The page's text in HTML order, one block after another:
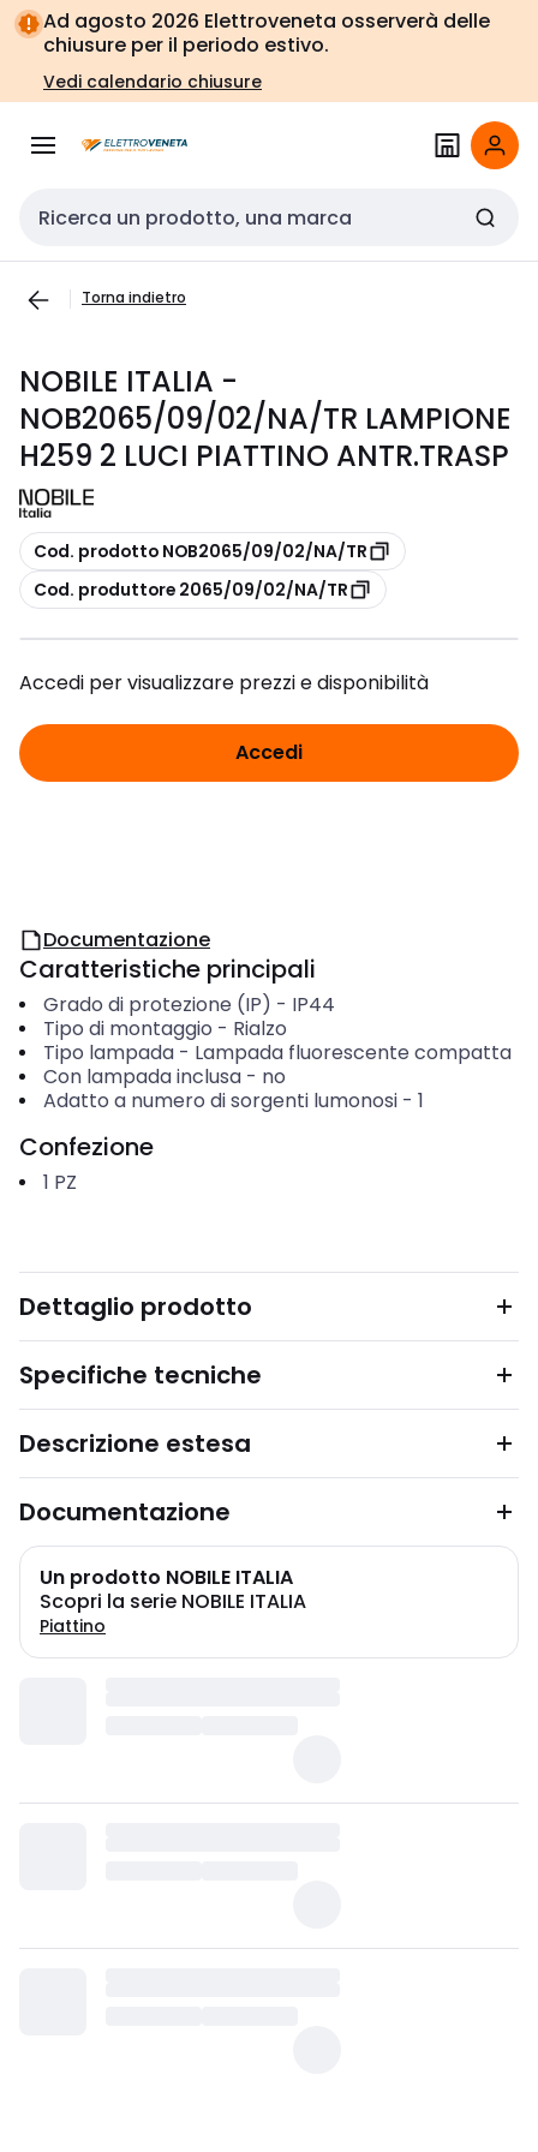
Vai alla
navigazione
Vai
alla
pagina
Ad agosto 2026 Elettroveneta osserverà delle
chiusure per il periodo estivo.
Vedi calendario chiusure
Cerca input
Torna indietro
NOBILE ITALIA -
NOB2065/09/02/NA/TR LAMPIONE
H259 2 LUCI PIATTINO ANTR.TRASP
copia
Cod. prodotto NOB2065/09/02/NA/TR
copia
Cod. produttore 2065/09/02/NA/TR
Accedi per visualizzare prezzi e disponibilità
Accedi
Documentazione
Caratteristiche principali
Grado di protezione (IP) - IP44
Tipo di montaggio - Rialzo
Tipo lampada- Lampada fluorescente compatta
Con lampada inclusa- no
Adatto a numero di sorgenti lumonosi- 1
Confezione
1 PZ
Dettaglio prodotto
Specifiche tecniche
Descrizione estesa
Documentazione
Un prodotto NOBILE ITALIA
Scopri la serie NOBILE ITALIA
Piattino